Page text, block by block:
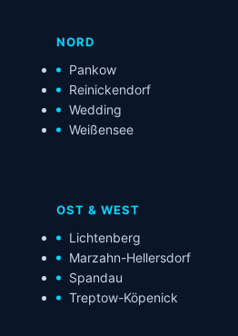
NORD
Pankow
Reinickendorf
Wedding
Weißensee
OST & WEST
Lichtenberg
Marzahn-Hellersdorf
Spandau
Treptow-Köpenick